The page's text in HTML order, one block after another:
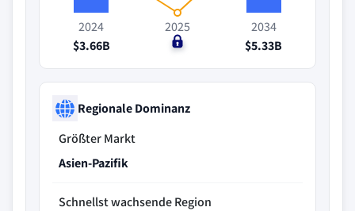
2024
$3.66B
2025
$0
2034
$5.33B
Regionale Dominanz
Größter Markt
Asien-Pazifik
Schnellst wachsende Region